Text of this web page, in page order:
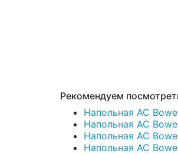
Рекомендуем
Напольная АС
Напольная АС
Напольная АС
Напольная АС